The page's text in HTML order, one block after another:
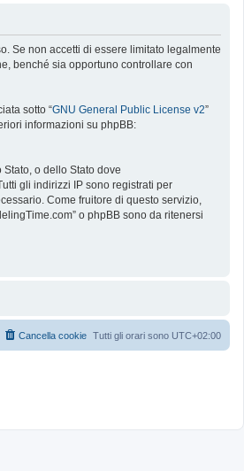
Se non accetti di essere limitato legalmente
benché sia opportuno controllare con
sotto “GNU General Public License v2”
informazioni su phpBB:
o dello Stato dove
gli indirizzi IP sono registrati per
Come fruitore di questo servizio,
o phpBB sono da ritenersi
Tutti gli orari sono UTC+02:00
Cancella cookie